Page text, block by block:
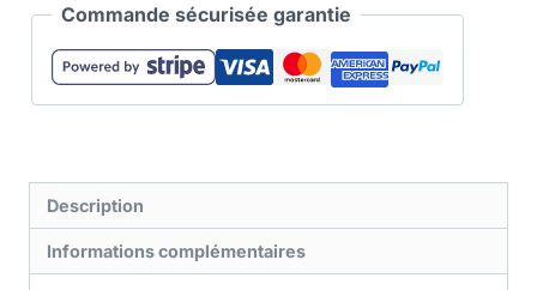
Commande sécurisée garantie
Description
Informations complémentaires